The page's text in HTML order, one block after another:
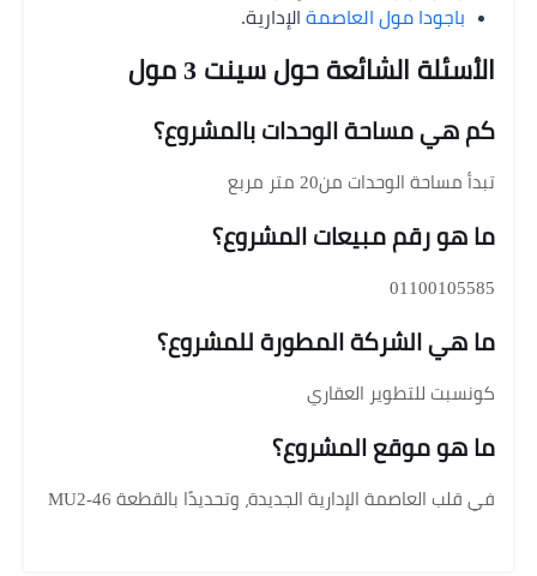
باجودا مول العاصمة الإدارية.
الأسئلة الشائعة حول سينت 3 مول
كم هي مساحة الوحدات بالمشروع؟
تبدأ مساحة الوحدات من20 متر مربع
ما هو رقم مبيعات المشروع؟
01100105585
ما هي الشركة المطورة للمشروع؟
كونسبت للتطوير العقاري
ما هو موقع المشروع؟
في قلب العاصمة الإدارية الجديدة، وتحديدًا بالقطعة MU2-46